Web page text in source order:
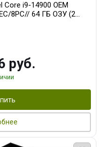
i9-14900 OEM
8PC// 64 ГБ ОЗУ (2
WATERFORCE
руб.